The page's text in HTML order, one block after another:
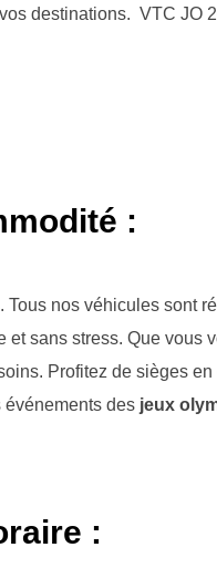
destinations. VTC JO
:
nos véhicules sont
sans stress. Que vous
Profitez de sièges
événements des jeux
: